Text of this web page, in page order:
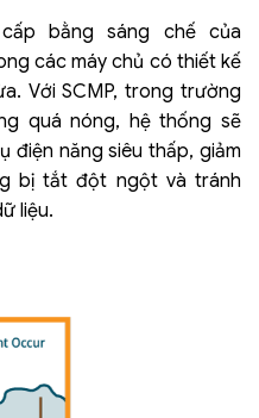
bằng sáng chế của
các máy chủ có thiết kế
Với SCMP, trong trường
quá nóng, hệ thống sẽ
điện năng siêu thấp, giảm
bị tắt đột ngột và tránh
liệu.